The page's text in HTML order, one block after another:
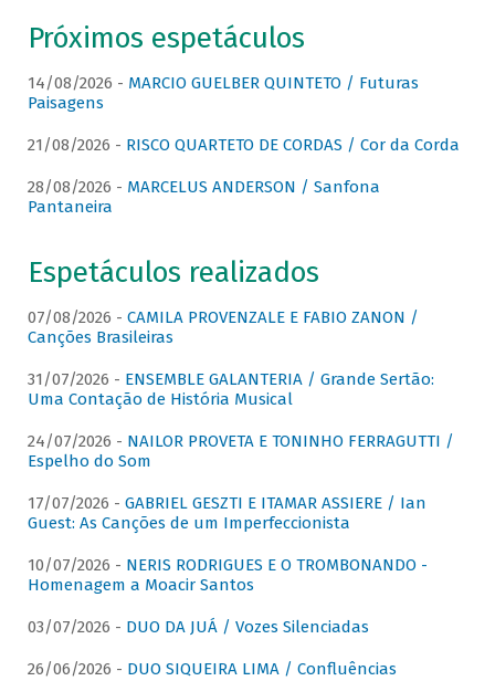
Próximos espetáculos
14/08/2026 - MARCIO GUELBER QUINTETO / Futuras
Paisagens
21/08/2026 - RISCO QUARTETO DE CORDAS / Cor da Corda
28/08/2026 - MARCELUS ANDERSON / Sanfona
Pantaneira
Espetáculos realizados
07/08/2026 - CAMILA PROVENZALE E FABIO ZANON /
Canções Brasileiras
31/07/2026 - ENSEMBLE GALANTERIA / Grande Sertão:
Uma Contação de História Musical
24/07/2026 - NAILOR PROVETA E TONINHO FERRAGUTTI /
Espelho do Som
17/07/2026 - GABRIEL GESZTI E ITAMAR ASSIERE / Ian
Guest: As Canções de um Imperfeccionista
10/07/2026 - NERIS RODRIGUES E O TROMBONANDO -
Homenagem a Moacir Santos
03/07/2026 - DUO DA JUÁ / Vozes Silenciadas
26/06/2026 - DUO SIQUEIRA LIMA / Confluências